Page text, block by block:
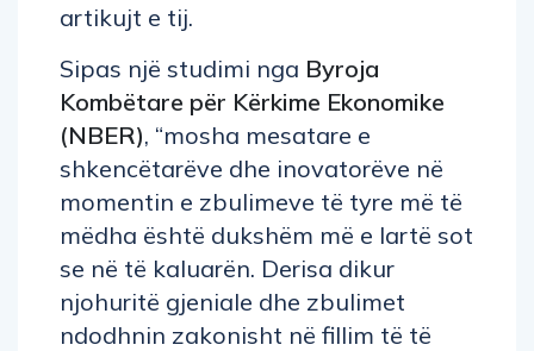
artikujt e tij.
Sipas një studimi nga Byroja
Kombëtare për Kërkime Ekonomike
(NBER), “mosha mesatare e
shkencëtarëve dhe inovatorëve në
momentin e zbulimeve të tyre më të
mëdha është dukshëm më e lartë sot
se në të kaluarën. Derisa dikur
njohuritë gjeniale dhe zbulimet
ndodhnin zakonisht në fillim të të